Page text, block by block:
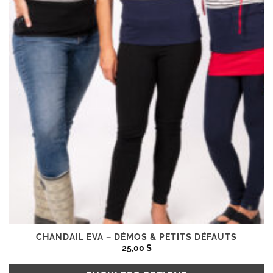
la
page
du
produit
CHANDAIL EVA – DÉMOS & PETITS DÉFAUTS
25,00 $